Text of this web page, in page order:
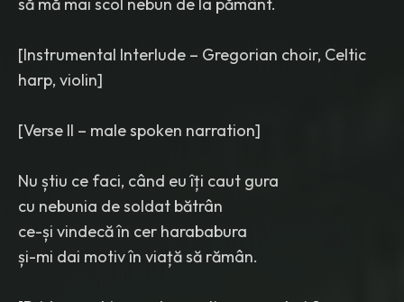
[Instrumental Interlude – Gregorian choir, Celtic
harp, violin]
[Verse II – male spoken narration]
Nu știu ce faci, când eu îți caut gura
cu nebunia de soldat bătrân
ce-și vindecă în cer harababura
și-mi dai motiv în viață să rămân.